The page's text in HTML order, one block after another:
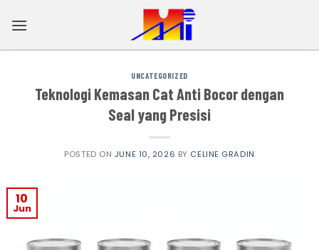
UNCATEGORIZED
Teknologi Kemasan Cat Anti Bocor dengan
Seal yang Presisi
POSTED ON JUNE 10, 2026 BY CELINE GRADIN
10
Jun